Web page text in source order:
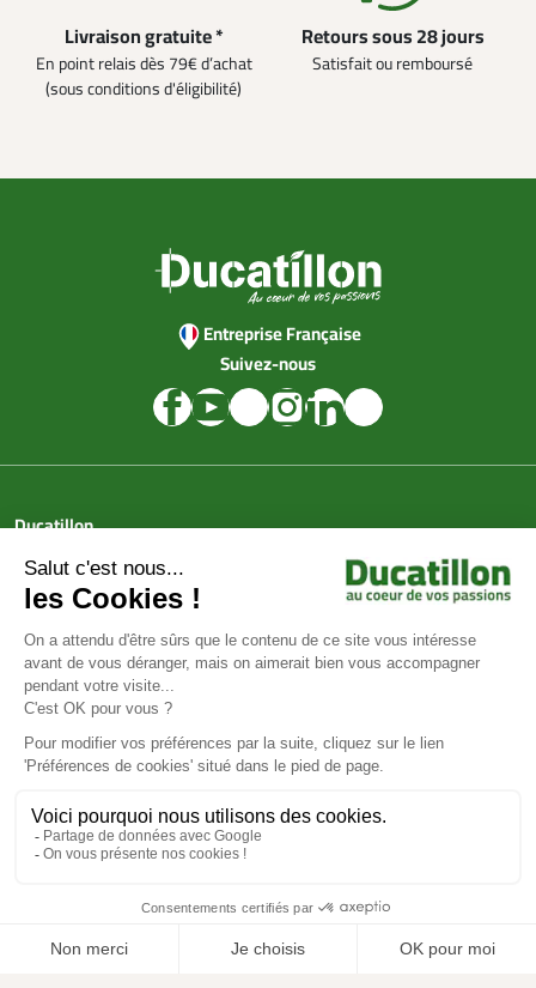
Livraison gratuite *
En point relais dès 79€ d’achat
(sous conditions d'éligibilité)
Retours sous 28 jours
Satisfait ou remboursé
Entreprise Française
Suivez-nous
Ducatillon
Achat en ligne
Services
Aide & Conseils
Paiement sécurisé
© Ducatillon 2026